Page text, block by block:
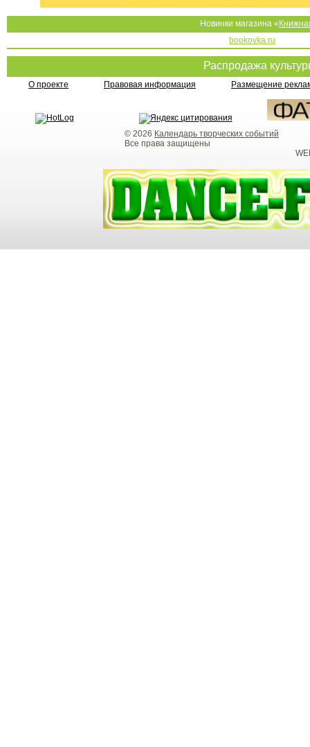
Новинки магазина «
bookovka.ru
Распродажа
О проекте Правовая информация Размещение
© 2026 Календарь творческих событий
Все права защищены